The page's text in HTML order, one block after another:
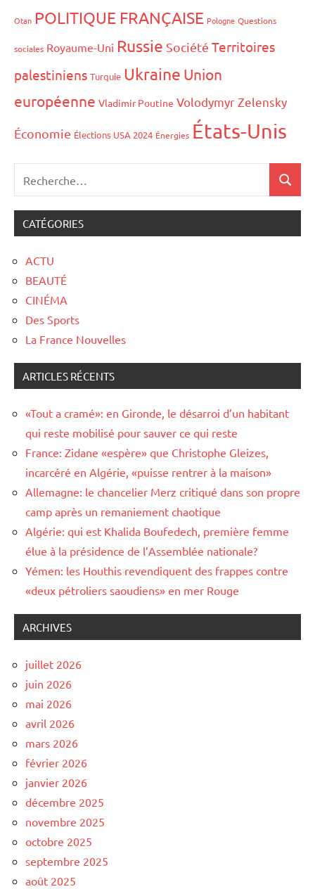
Otan POLITIQUE FRANÇAISE Pologne Questions
sociales Royaume-Uni Russie Société Territoires
palestiniens Turquie Ukraine Union
européenne Vladimir Poutine Volodymyr Zelensky
Économie Élections USA 2024 Énergies États-Unis
CATÉGORIES
ACTU
BEAUTÉ
CINÉMA
Des Sports
La France Nouvelles
ARTICLES RÉCENTS
«Tout a cramé»: en Gironde, le désarroi d’un habitant
qui reste mobilisé pour sauver ce qui reste
France: Zidane «espère» que Christophe Gleizes,
incarcéré en Algérie, «puisse rentrer à la maison»
Allemagne: le chancelier Merz critiqué dans son propre
camp après un remaniement chaotique
Algérie: qui est Khalida Boufedech, première femme
élue à la présidence de l’Assemblée nationale?
Yémen: les Houthis revendiquent des frappes contre
«deux pétroliers saoudiens» en mer Rouge
ARCHIVES
juillet 2026
juin 2026
mai 2026
avril 2026
mars 2026
février 2026
janvier 2026
décembre 2025
novembre 2025
octobre 2025
septembre 2025
août 2025